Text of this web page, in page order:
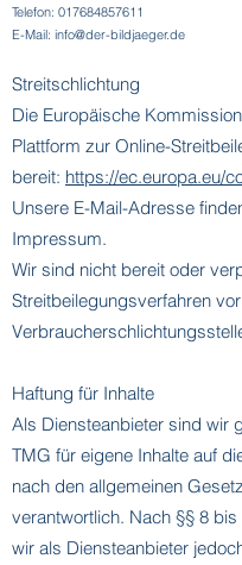
Telefon: 017684857611
E-Mail: info@der-bildjaeger.de
Streitschlichtung
Die Europäische
Plattform zur Online-
bereit: https://ec.europa.eu/
Unsere E-Mail-Adresse
Impressum.
Wir sind nicht bereit oder
Streitbeilegungsverfahren
Haftung für Inhalte
Als Diensteanbieter sind wir
TMG für eigene Inhalte auf
nach den allgemeinen
verantwortlich. Nach §§ 8
wir als Diensteanbieter